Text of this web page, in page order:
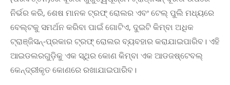
ନିର୍ଭର କରି, ଶେଷ ମାନକ ଟ୍ରଫ୍ ରୋଲର ଏବଂ ଟେଲ୍ ପୁଲି ମଧ୍ୟରେ
ବେଲ୍ଟକୁ ସମର୍ଥନ କରିବା ପାଇଁ ଗୋଟିଏ, ଦୁଇଟି କିମ୍ବା ଅଧିକ
ଟ୍ରାଞ୍ଜିସନ୍-ପ୍ରକାର ଟ୍ରଫ୍ ରୋଲର ବ୍ୟବହାର କରାଯାଇପାରିବ। ଏହି
ଆଇଡଲରଗୁଡ଼ିକୁ ଏକ ସ୍ଥିର କୋଣ କିମ୍ବା ଏକ ଆଡଜଷ୍ଟେବଲ୍
କେନ୍ଦ୍ରୀକୃତ କୋଣରେ ରଖାଯାଇପାରିବ।